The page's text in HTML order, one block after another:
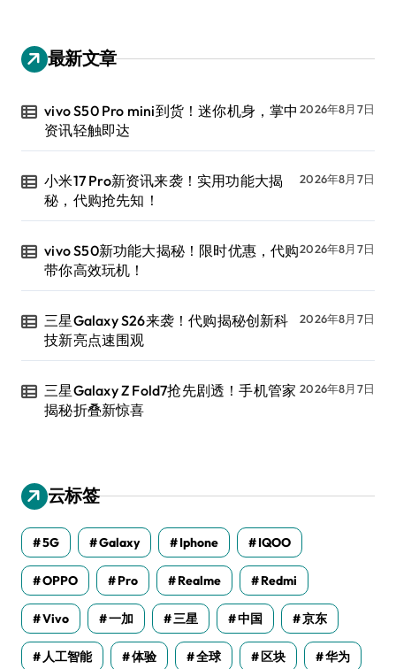
最新文章
vivo S50 Pro mini到货！迷你机身，掌中
资讯轻触即达
2026年8月7日
小米17 Pro新资讯来袭！实用功能大揭
秘，代购抢先知！
2026年8月7日
vivo S50新功能大揭秘！限时优惠，代购
带你高效玩机！
2026年8月7日
三星Galaxy S26来袭！代购揭秘创新科
技新亮点速围观
2026年8月7日
三星Galaxy Z Fold7抢先剧透！手机管家
揭秘折叠新惊喜
2026年8月7日
云标签
5G Galaxy Iphone IQOO
OPPO Pro Realme Redmi
Vivo 一加 三星 中国 京东
人工智能 体验 全球 区块 华为